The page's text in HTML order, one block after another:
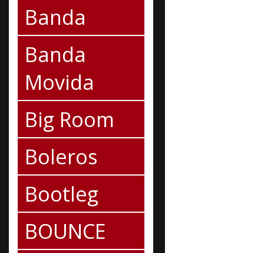
Banda
Banda
Movida
Big Room
Boleros
Bootleg
BOUNCE